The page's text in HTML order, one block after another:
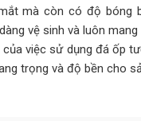
mà còn có độ bóng
vệ sinh và luôn
việc sử dụng đá ốp
trọng và độ bền cho